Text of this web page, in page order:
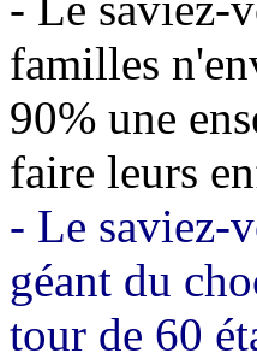
familles
90% une
faire leurs
- Le saviez-
géant du
tour de 60